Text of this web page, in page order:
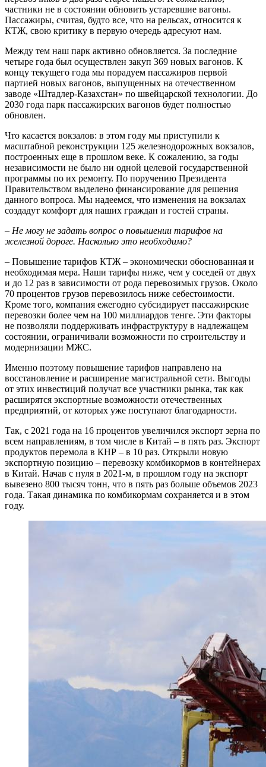
частники не в состоянии обновить устаревшие вагоны.
Пассажиры, считая, будто все, что на рельсах, относится к
КТЖ, свою критику в первую очередь адресуют нам.
Между тем наш парк активно обновляется. За последние
четыре года был осуществлен закуп 369 новых вагонов. К
концу текущего года мы порадуем пассажиров первой
партией новых вагонов, выпущенных на отечественном
заводе «Штадлер-Казахстан» по швейцарской технологии. До
2030 года парк пассажирских вагонов будет полностью
обновлен.
Что касается вокзалов: в этом году мы приступили к
масштабной реконструкции 125 железнодорожных вокзалов,
построенных еще в прошлом веке. К сожалению, за годы
независимос­ти не было ни одной целевой государственной
программы по их ремонту. По поручению Президента
Правительством выделено финансирование для решения
данного вопроса. Мы надеемся, что изменения на вок­залах
создадут комфорт для наших граждан и гостей страны.
– Не могу не задать вопрос о повышении тарифов на
железной дороге. Насколько это необходимо?
– Повышение тарифов КТЖ – экономически обоснованная и
необходимая мера. Наши тарифы ниже, чем у соседей от двух
и до 12 раз в зависимости от рода перевозимых грузов. Около
70 процентов грузов перевозилось ниже себестоимости.
Кроме того, компания ежегодно субсидирует пассажирские
перевозки более чем на 100 миллиардов тенге. Эти факторы
не позволяли поддерживать инфраструктуру в надлежащем
состоянии, ограничивали возможности по строительству и
модернизации МЖС.
Именно поэтому повышение тарифов направлено на
восстановление и расширение магист­ральной сети. Выгоды
от этих инвестиций получат все участники рынка, так как
расширятся экспортные возможности отечественных
предприятий, от которых уже поступают благодарности.
Так, с 2021 года на 16 процентов увеличился экспорт зерна по
всем направлениям, в том числе в Китай – в пять раз. Экс­порт
продуктов перемола в КНР – в 10 раз. Открыли новую
экспортную позицию – перевозку комбикормов в контейнерах
в Китай. Начав с нуля в 2021-м, в прошлом году на экспорт
вывезено 800 тысяч тонн, что в пять раз больше объе­мов 2023
года. Такая динамика по комбикормам сохраняется и в этом
году.